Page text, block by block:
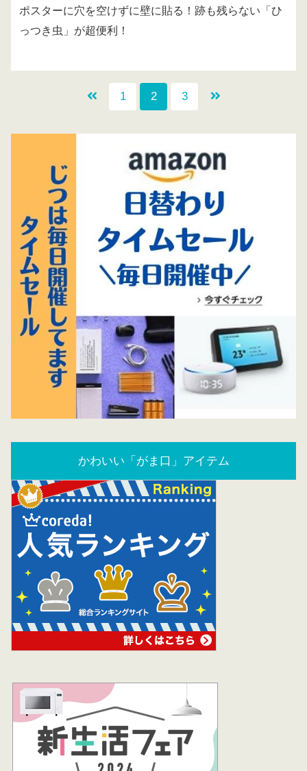
ポスターに穴を空けずに壁に貼る！跡も残らない「ひ
っつき虫」が超便利！
1 2 3
かわいい「がま口」アイテム